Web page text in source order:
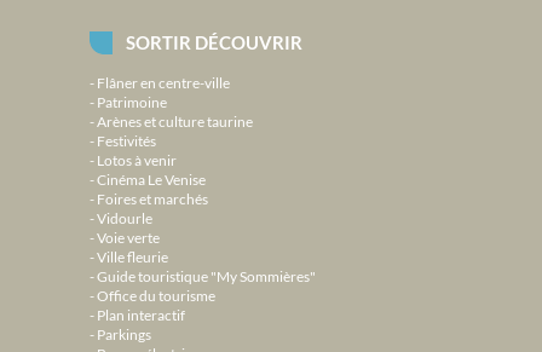
SORTIR DÉCOUVRIR
Flâner en centre-ville
Patrimoine
Arènes et culture taurine
Festivités
Lotos à venir
Cinéma Le Venise
Foires et marchés
Vidourle
Voie verte
Ville fleurie
Guide touristique "My Sommières"
Office du tourisme
Plan interactif
Parkings